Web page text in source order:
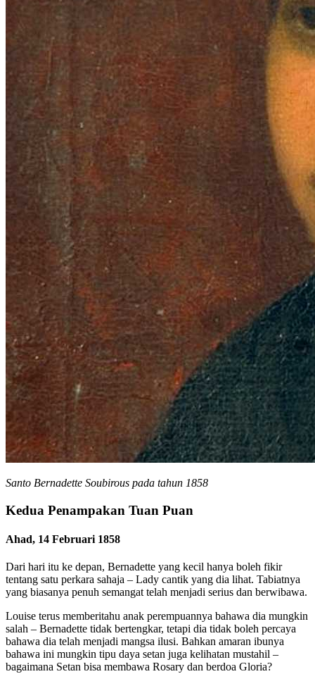
Santo Bernadette Soubirous pada tahun 1858
Kedua Penampakan Tuan Puan
Ahad, 14 Februari 1858
Dari hari itu ke depan, Bernadette yang kecil hanya boleh fikir
tentang satu perkara sahaja – Lady cantik yang dia lihat. Tabiatnya
yang biasanya penuh semangat telah menjadi serius dan berwibawa.
Louise terus memberitahu anak perempuannya bahawa dia mungkin
salah – Bernadette tidak bertengkar, tetapi dia tidak boleh percaya
bahawa dia telah menjadi mangsa ilusi. Bahkan amaran ibunya
bahawa ini mungkin tipu daya setan juga kelihatan mustahil –
bagaimana Setan bisa membawa Rosary dan berdoa Gloria?